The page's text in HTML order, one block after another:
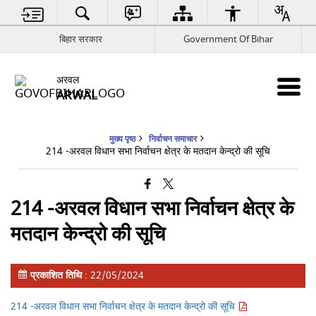
बिहार सरकार Government Of Bihar
अरवल
ARWAL
मुख्य पृष्ठ निर्वाचन समाचार
214 -अरवल विधान सभा निर्वाचन क्षेत्र के मतदान केन्द्रो की सूचि
214 -अरवल विधान सभा निर्वाचन क्षेत्र के
मतदान केन्द्रो की सूचि
प्रकाशित तिथि: 22/05/2024
214 -अरवल विधान सभा निर्वाचन क्षेत्र के मतदान केन्द्रो की सूचि